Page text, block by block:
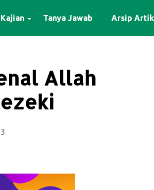
Tanya Jawab Arsip
Allah